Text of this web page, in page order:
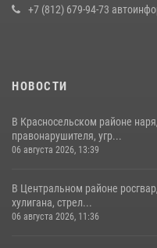
+7 (812) 679-94-73
НОВОСТИ
В Красносельском районе
правонарушителя, угр...
06 августа 2026, 13:39
В Центральном районе
хулигана, стрел...
06 августа 2026, 11:36